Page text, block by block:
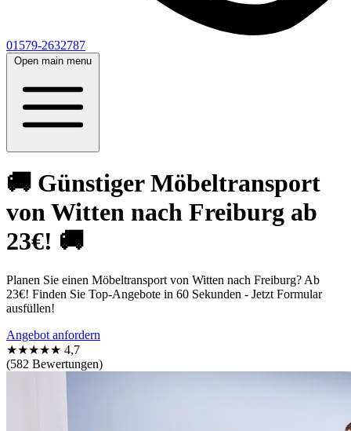
01579-2632787
Open main menu
🚚 Günstiger Möbeltransport
von Witten nach Freiburg ab
23€! 🚚
Planen Sie einen Möbeltransport von Witten nach Freiburg? Ab
23€! Finden Sie Top-Angebote in 60 Sekunden - Jetzt Formular
ausfüllen!
Angebot anfordern
★★★★★ 4,7
(582 Bewertungen)